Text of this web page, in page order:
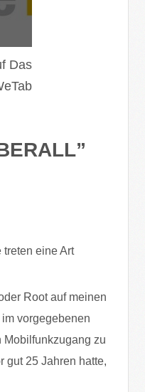
Das
”
eine Art
Root auf meinen
vorgegebenen
Mobilfunkzugang zu
gut 25 Jahren hatte,